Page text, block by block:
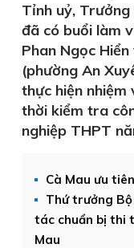
Tỉnh uỷ,
đã có buổi làm
Phan Ngọc
(phường An
thực hiện
thời kiểm tra
nghiệp THPT
Cà Mau ưu
Thứ trưởng
tác chuẩn bị thi
Mau